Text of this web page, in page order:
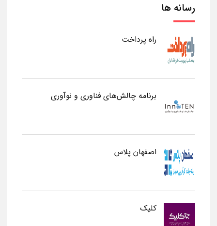
رسانه ها
راه پرداخت
برنامه چالش‌های فناوری و نوآوری
اصفهان پلاس
کلیک